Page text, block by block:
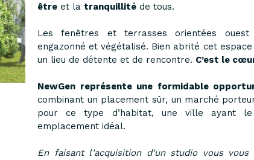
être et la tranquillité de tous.
Les fenêtres et terrasses orientées ouest
engazonné et végétalisé. Bien abrité cet
un lieu de détente et de rencontre. C’est le
NewGen représente une formidable
combinant un placement sûr, un marché
pour ce type d’habitat, une ville ayant
emplacement idéal.
En faisant l’acquisition d’un studio vous